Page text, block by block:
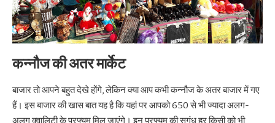
कन्नौज की अतर मार्केट
बाजार तो आपने बहुत देखे होंगे, लेकिन क्या आप कभी कन्नौज के अतर बाजार में गए
हैं। इस बाजार की खास बात यह है कि यहां पर आपको 650 से भी ज्यादा अलग-
अलग क्वालिटी के परफ्यूम मिल जाएंगे। इन परफ्यूम की सुगंध हर किसी को भी